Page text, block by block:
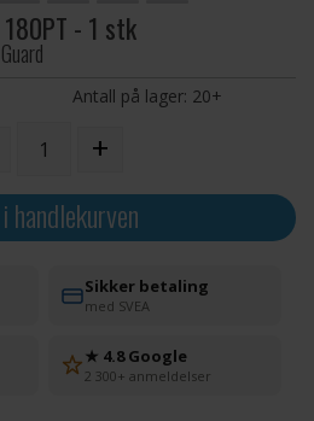
- 1 stk
Antall på lager: 20+
+
handlekurven
Sikker betaling
med SVEA
★ 4.8 Google
2 300+ anmeldelser